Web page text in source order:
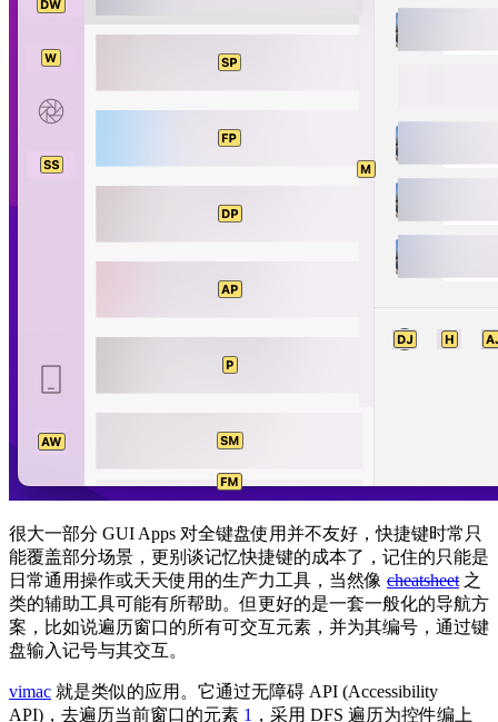
很大一部分 GUI Apps 对全键盘使用并不友好，快捷键时常只
能覆盖部分场景，更别谈记忆快捷键的成本了，记住的只能是
日常通用操作或天天使用的生产力工具，当然像 cheatsheet之
类的辅助工具可能有所帮助。但更好的是一套一般化的导航方
案，比如说遍历窗口的所有可交互元素，并为其编号，通过键
盘输入记号与其交互。
vimac 就是类似的应用。它通过无障碍 API (Accessibility
API)，去遍历当前窗口的元素 1 ，采用 DFS 遍历为控件编上